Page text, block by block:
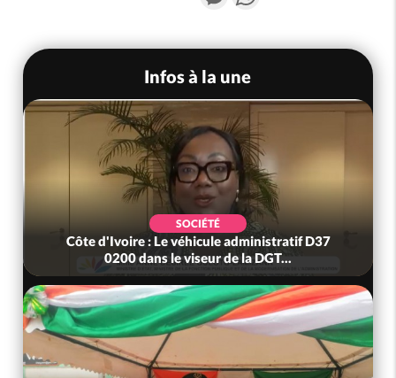
Infos à la une
SOCIÉTÉ
Côte d'Ivoire : Le véhicule administratif D37
0200 dans le viseur de la DGT...